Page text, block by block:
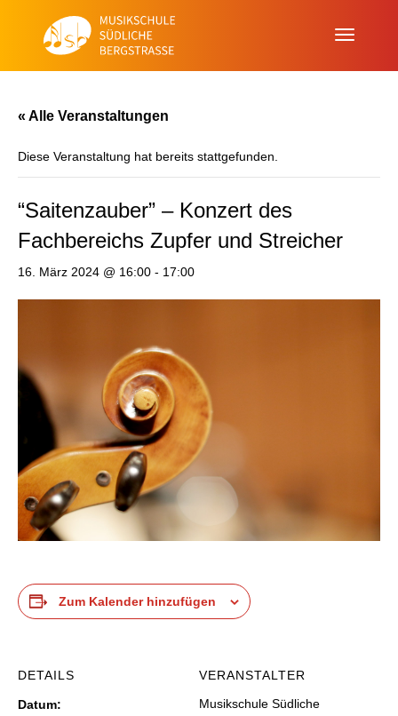
« Alle Veranstaltungen
Diese Veranstaltung hat bereits stattgefunden.
“Saitenzauber” – Konzert des
Fachbereichs Zupfer und Streicher
16. März 2024 @ 16:00 - 17:00
Zum Kalender hinzufügen
DETAILS
Datum:
VERANSTALTER
Musikschule Südliche